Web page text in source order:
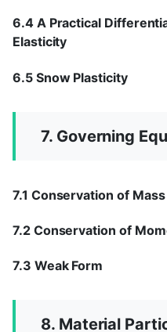
6.4 A Practical
Elasticity
6.5 Snow Plasticity
7. Governing
7.1 Conservation of Mass
7.2 Conservation of
7.3 Weak Form
8. Material